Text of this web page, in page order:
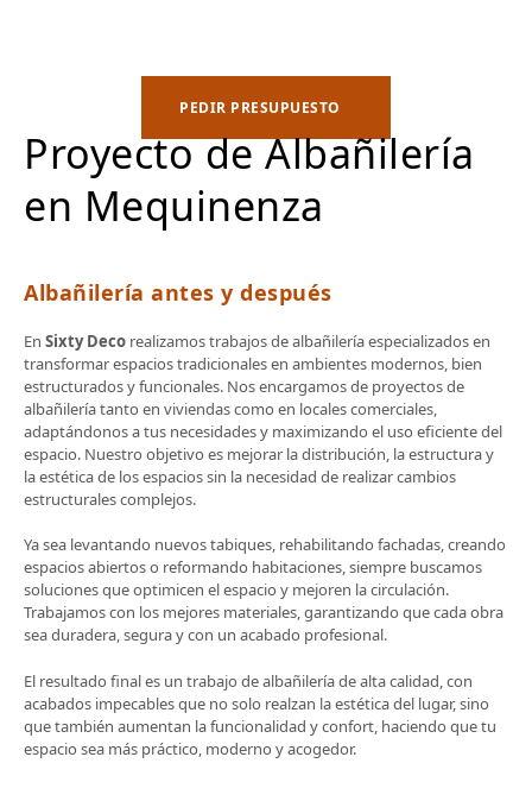
PEDIR PRESUPUESTO
Proyecto de Albañilería
en Mequinenza
Albañilería antes y después
En Sixty Deco realizamos trabajos de albañilería especializados en
transformar espacios tradicionales en ambientes modernos, bien
estructurados y funcionales. Nos encargamos de proyectos de
albañilería tanto en viviendas como en locales comerciales,
adaptándonos a tus necesidades y maximizando el uso eficiente del
espacio. Nuestro objetivo es mejorar la distribución, la estructura y
la estética de los espacios sin la necesidad de realizar cambios
estructurales complejos.
Ya sea levantando nuevos tabiques, rehabilitando fachadas, creando
espacios abiertos o reformando habitaciones, siempre buscamos
soluciones que optimicen el espacio y mejoren la circulación.
Trabajamos con los mejores materiales, garantizando que cada obra
sea duradera, segura y con un acabado profesional.
El resultado final es un trabajo de albañilería de alta calidad, con
acabados impecables que no solo realzan la estética del lugar, sino
que también aumentan la funcionalidad y confort, haciendo que tu
espacio sea más práctico, moderno y acogedor.